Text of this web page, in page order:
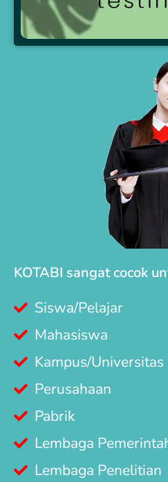
KOTABI sangat cocok
Siswa/Pelajar
Mahasiswa
Kampus/Universitas
Perusahaan
Pabrik
Lembaga
Lembaga Penelitian